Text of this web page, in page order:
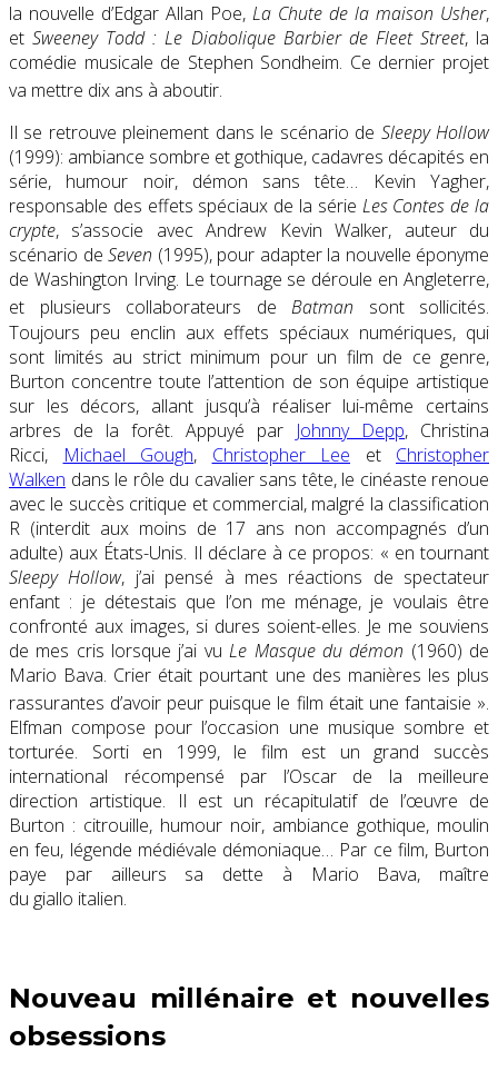
la nouvelle d’Edgar Allan Poe, La Chute de la maison Usher,
etSweeney Todd : Le Diabolique Barbier de Fleet Street, la
comédie musicale de Stephen Sondheim. Ce dernier projet
va mettre dix ans à aboutir.
Il se retrouve pleinement dans le scénario de Sleepy Hollow
(1999): ambiance sombre et gothique, cadavres décapités en
série, humour noir, démon sans tête… Kevin Yagher,
responsable des effets spéciaux de la série Les Contes de la
crypte, s’associe avec Andrew Kevin Walker, auteur du
scénario de Seven (1995), pour adapter la nouvelle éponyme
de Washington Irving. Le tournage se déroule en Angleterre,
et plusieurs collaborateurs de Batman sont sollicités.
Toujours peu enclin aux effets spéciaux numériques, qui
sont limités au strict minimum pour un film de ce genre,
Burton concentre toute l’attention de son équipe artistique
sur les décors, allant jusqu’à réaliser lui-même certains
arbres de la forêt. Appuyé par Johnny Depp, Christina
Ricci,
Michael Gough, Christopher Lee et Christopher
Walken dans le rôle du cavalier sans tête, le cinéaste renoue
avec le succès critique et commercial, malgré la classification
R (interdit aux moins de 17 ans non accompagnés d’un
adulte) aux États-Unis. Il déclare à ce propos: « en tournant
Sleepy Hollow, j’ai pensé à mes réactions de spectateur
enfant : je détestais que l’on me ménage, je voulais être
confronté aux images, si dures soient-elles. Je me souviens
de mes cris lorsque j’ai vuLe Masque du démon (1960) de
Mario Bava. Crier était pourtant une des manières les plus
rassurantes d’avoir peur puisque le film était une fantaisie ».
Elfman compose pour l’occasion une musique sombre et
torturée. Sorti en 1999, le film est un grand succès
international récompensé par l’Oscar de la meilleure
direction artistique. Il est un récapitulatif de l’œuvre de
Burton : citrouille, humour noir, ambiance gothique, moulin
en feu, légende médiévale démoniaque… Par ce film, Burton
paye par ailleurs sa dette à Mario Bava, maître
du giallo italien.
Nouveau millénaire et nouvelles
obsessions